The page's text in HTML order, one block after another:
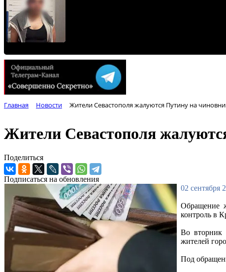
Главная Новости Жители Севастополя жалуются Путину на
Жители Севастополя
Поделиться
Подписаться на обновления
02 сентября
Обращение
контроль в
Во вторник
жителей
Под